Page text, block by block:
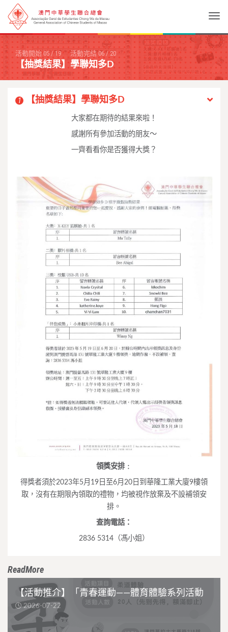
活動開始 05/19 活動完結 06/20
【抽獎結果】學聯知多D
1 【抽獎結果】學聯知多D
大家都在期待的結果來啦！
感謝所有參加活動的朋友～
一齊看看你是否獲得大獎？
領獎安排﹕
得獎者須於2023年5月19日至6月20日到華隆工業大廈9樓領
取，沒有在期限內領取的禮物，均被視作放棄及不設補領安
排。
查詢電話：
2836 5314（馮小姐）
ReadMore
【活動推介】「青春運動——體育體驗系列活動
2026-07-22